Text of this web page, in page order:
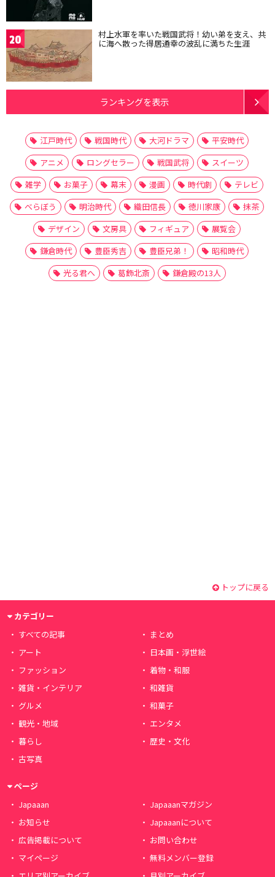
20 村上水軍を率いた戦国武将！幼い弟を支え、共
に海へ散った得居通幸の波乱に満ちた生涯
ランキングを表示
江戸時代 戦国時代 大河ドラマ
平安時代
アニメ
ロングセラー 戦国武将
スイーツ
雑学
お菓子 幕末 漫画 時代劇
テレビ
べらぼう
明治時代 織田信長 徳川家康
抹茶
デザイン
文房具 フィギュア
展覧会
鎌倉時代
豊臣秀吉 豊臣兄弟！
昭和時代
光る君へ
葛飾北斎 鎌倉殿の13人
トップに戻る
カテゴリー
すべての記事
まとめ
アート
日本画・浮世絵
ファッション
着物・和服
雑貨・インテリア
和雑貨
グルメ
和菓子
観光・地域
エンタメ
暮らし
歴史・文化
古写真
ページ
Japaaan
Japaaanマガジン
お知らせ
Japaaanについて
広告掲載について
お問い合わせ
マイページ
無料メンバー登録